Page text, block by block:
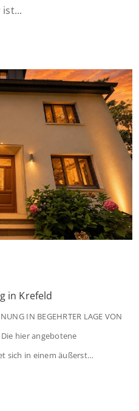
in Krefeld
IN BEGEHRTER LAGE VON
Die hier angebotene
sich in einem äußerst